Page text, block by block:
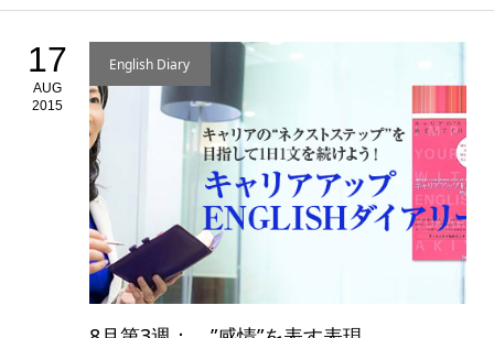
17
AUG
2015
English Diary